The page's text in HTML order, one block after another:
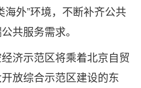
外”环境，不断补齐公共
共服务需求。
示范区将乘着北京自贸
放综合示范区建设的东